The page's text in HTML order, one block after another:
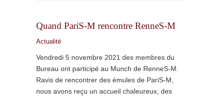
Quand PariS-M rencontre RenneS-M
Actualité
Vendredi 5 novembre 2021 des membres du
Bureau ont participé au Munch de RenneS-M.
Ravis de rencontrer des émules de PariS-M,
nous avons reçu un accueil chaleureux, des